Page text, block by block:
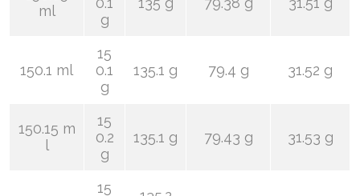
ml
g
150.1 ml
15
0.1
g
135.1 g 79.4 g 31.52 g
150.15 m
l
15
0.2
g
135.1 g 79.43 g 31.53 g
15